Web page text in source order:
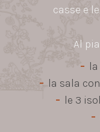
casse e
Al
la sala
le 3